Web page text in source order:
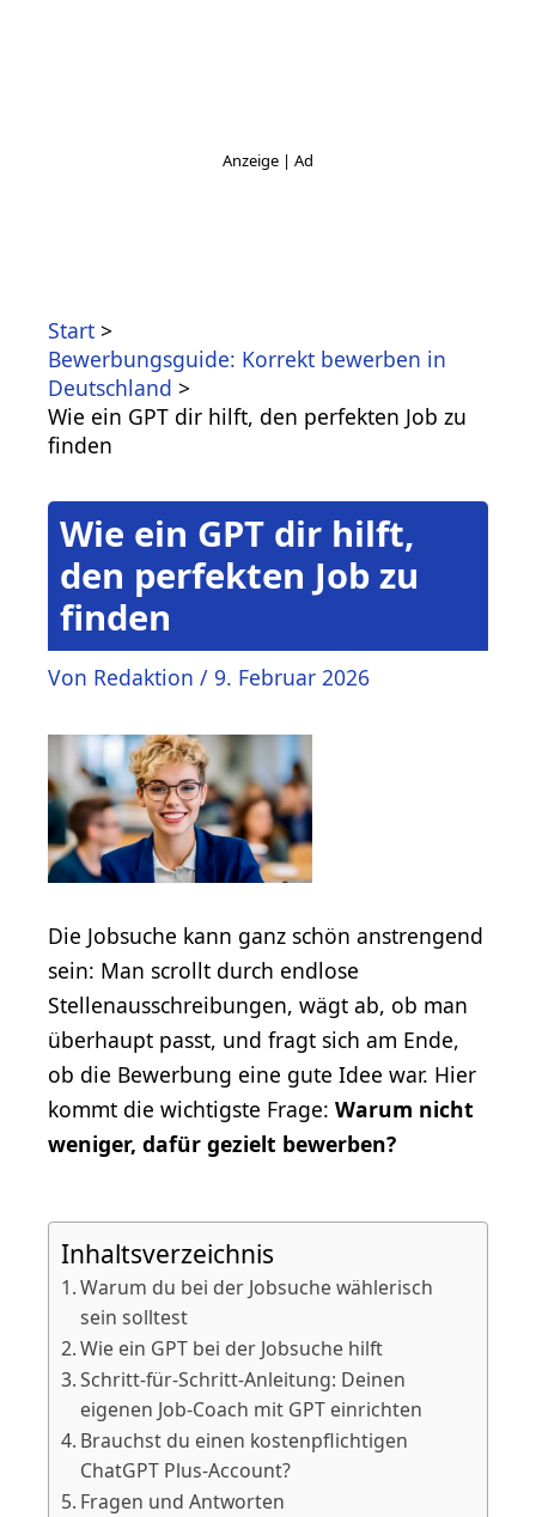
Start
Bewerbungsguide: Korrekt bewerben in
Deutschland
Wie ein GPT dir hilft, den perfekten Job zu
finden
Wie ein GPT dir hilft,
den perfekten Job zu
finden
Von Redaktion / 9. Februar 2026
Die Jobsuche kann ganz schön anstrengend
sein: Man scrollt durch endlose
Stellenausschreibungen, wägt ab, ob man
überhaupt passt, und fragt sich am Ende,
ob die Bewerbung eine gute Idee war. Hier
kommt die wichtigste Frage: Warum nicht
weniger, dafür gezielt bewerben?
Inhaltsverzeichnis
Warum du bei der Jobsuche wählerisch
sein solltest
Wie ein GPT bei der Jobsuche hilft
Schritt-für-Schritt-Anleitung: Deinen
eigenen Job-Coach mit GPT einrichten
Brauchst du einen kostenpflichtigen
ChatGPT Plus-Account?
Fragen und Antworten